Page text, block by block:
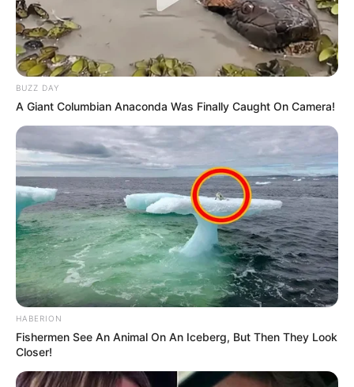
BUZZ DAY
A Giant Columbian Anaconda Was Finally Caught On Camera!
HABERION
Fishermen See An Animal On An Iceberg, But Then They Look
Closer!